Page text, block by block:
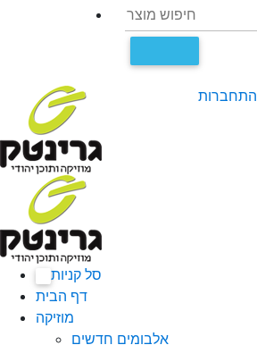
התחברות
סל קניות
דף הבית
מוזיקה
אלבומים חדשים